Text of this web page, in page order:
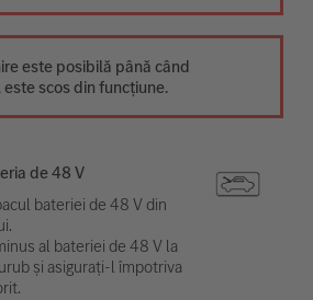
este posibilă până când
scos din funcțiune.
de 48 V
bateriei de 48 V din
al bateriei de 48 V la
și asigurați-l împotriva